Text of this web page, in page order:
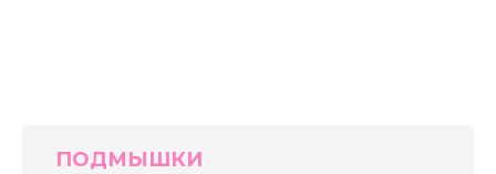
ПОДМЫШКИ